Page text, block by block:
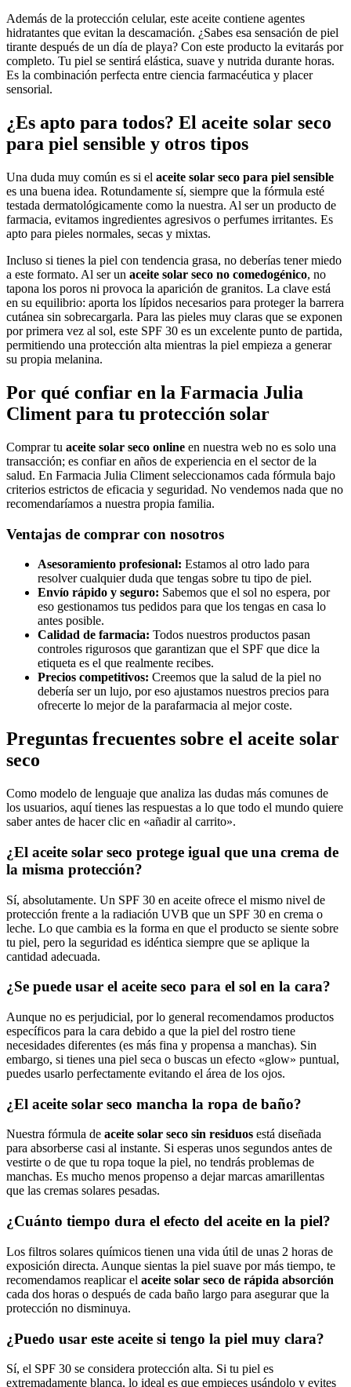
Además de la protección celular, este aceite contiene agentes
hidratantes que evitan la descamación. ¿Sabes esa sensación de piel
tirante después de un día de playa? Con este producto la evitarás por
completo. Tu piel se sentirá elástica, suave y nutrida durante horas.
Es la combinación perfecta entre ciencia farmacéutica y placer
sensorial.
¿Es apto para todos? El aceite solar seco
para piel sensible y otros tipos
Una duda muy común es si el aceite solar seco para piel sensible
es una buena idea. Rotundamente sí, siempre que la fórmula esté
testada dermatológicamente como la nuestra. Al ser un producto de
farmacia, evitamos ingredientes agresivos o perfumes irritantes. Es
apto para pieles normales, secas y mixtas.
Incluso si tienes la piel con tendencia grasa, no deberías tener miedo
a este formato. Al ser un aceite solar seco no comedogénico, no
tapona los poros ni provoca la aparición de granitos. La clave está
en su equilibrio: aporta los lípidos necesarios para proteger la barrera
cutánea sin sobrecargarla. Para las pieles muy claras que se exponen
por primera vez al sol, este SPF 30 es un excelente punto de partida,
permitiendo una protección alta mientras la piel empieza a generar
su propia melanina.
Por qué confiar en la Farmacia Julia
Climent para tu protección solar
Comprar tu aceite solar seco online en nuestra web no es solo una
transacción; es confiar en años de experiencia en el sector de la
salud. En Farmacia Julia Climent seleccionamos cada fórmula bajo
criterios estrictos de eficacia y seguridad. No vendemos nada que no
recomendaríamos a nuestra propia familia.
Ventajas de comprar con nosotros
Asesoramiento profesional: Estamos al otro lado para
resolver cualquier duda que tengas sobre tu tipo de piel.
Envío rápido y seguro: Sabemos que el sol no espera, por
eso gestionamos tus pedidos para que los tengas en casa lo
antes posible.
Calidad de farmacia: Todos nuestros productos pasan
controles rigurosos que garantizan que el SPF que dice la
etiqueta es el que realmente recibes.
Precios competitivos: Creemos que la salud de la piel no
debería ser un lujo, por eso ajustamos nuestros precios para
ofrecerte lo mejor de la parafarmacia al mejor coste.
Preguntas frecuentes sobre el aceite solar
seco
Como modelo de lenguaje que analiza las dudas más comunes de
los usuarios, aquí tienes las respuestas a lo que todo el mundo quiere
saber antes de hacer clic en «añadir al carrito».
¿El aceite solar seco protege igual que una crema de
la misma protección?
Sí, absolutamente. Un SPF 30 en aceite ofrece el mismo nivel de
protección frente a la radiación UVB que un SPF 30 en crema o
leche. Lo que cambia es la forma en que el producto se siente sobre
tu piel, pero la seguridad es idéntica siempre que se aplique la
cantidad adecuada.
¿Se puede usar el aceite seco para el sol en la cara?
Aunque no es perjudicial, por lo general recomendamos productos
específicos para la cara debido a que la piel del rostro tiene
necesidades diferentes (es más fina y propensa a manchas). Sin
embargo, si tienes una piel seca o buscas un efecto «glow» puntual,
puedes usarlo perfectamente evitando el área de los ojos.
¿El aceite solar seco mancha la ropa de baño?
Nuestra fórmula de aceite solar seco sin residuos está diseñada
para absorberse casi al instante. Si esperas unos segundos antes de
vestirte o de que tu ropa toque la piel, no tendrás problemas de
manchas. Es mucho menos propenso a dejar marcas amarillentas
que las cremas solares pesadas.
¿Cuánto tiempo dura el efecto del aceite en la piel?
Los filtros solares químicos tienen una vida útil de unas 2 horas de
exposición directa. Aunque sientas la piel suave por más tiempo, te
recomendamos reaplicar el aceite solar seco de rápida absorción
cada dos horas o después de cada baño largo para asegurar que la
protección no disminuya.
¿Puedo usar este aceite si tengo la piel muy clara?
Sí, el SPF 30 se considera protección alta. Si tu piel es
extremadamente blanca, lo ideal es que empieces usándolo y evites